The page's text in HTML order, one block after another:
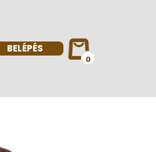
BELÉPÉS
0